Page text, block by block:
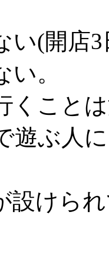
い(開店
。
くこと
遊ぶ人
設けら